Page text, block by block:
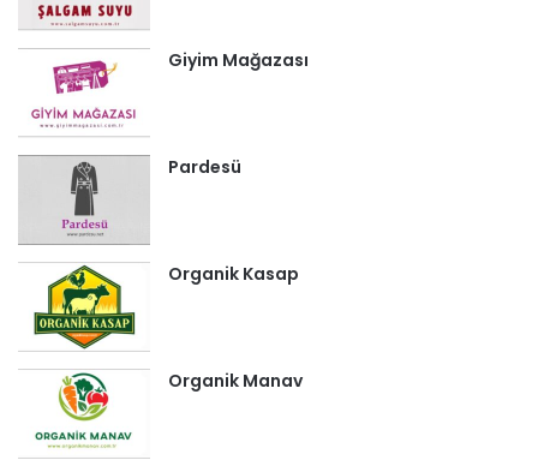
Giyim Mağazası
Pardesü
Organik Kasap
Organik Manav